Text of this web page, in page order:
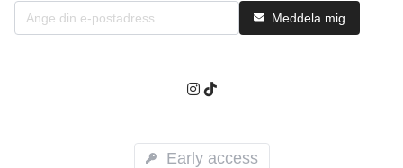
Meddela mig
Early access